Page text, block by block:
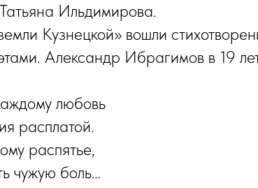
Ильдимирова.
Кузнецкой» вошли
Александр Ибрагимов в 19
любовь
расплатой.
распятье,
чужую боль…